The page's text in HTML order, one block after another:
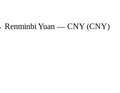
Renminbi Yuan — CNY (CNY)